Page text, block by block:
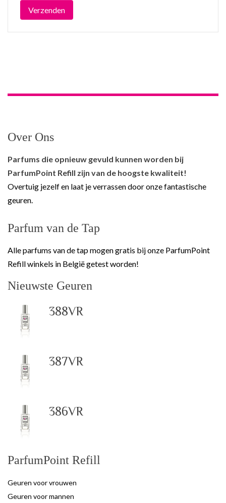
Over Ons
Parfums die opnieuw gevuld kunnen worden bij
ParfumPoint Refill zijn van de hoogste kwaliteit!
Overtuig jezelf en laat je verrassen door onze fantastische
geuren.
Parfum van de Tap
Alle parfums van de tap mogen gratis bij onze ParfumPoint
Refill winkels in België getest worden!
Nieuwste Geuren
388VR
387VR
386VR
ParfumPoint Refill
Geuren voor vrouwen
Geuren voor mannen